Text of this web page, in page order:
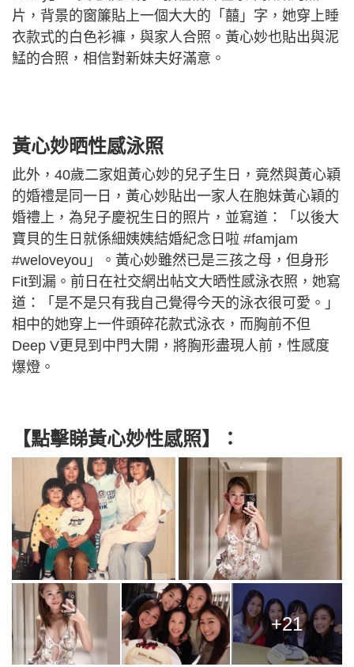
片，背景的窗簾貼上一個大大的「囍」字，她穿上睡
衣款式的白色衫褲，與家人合照。黃心妙也貼出與泥
鯭的合照，相信對新妹夫好滿意。
黃心妙晒性感泳照
此外，40歲二家姐黃心妙的兒子生日，竟然與黃心穎
的婚禮是同一日，黃心妙貼出一家人在胞妹黃心穎的
婚禮上，為兒子慶祝生日的照片，並寫道：「以後大
寶貝的生日就係細姨姨結婚紀念日啦 #famjam
#weloveyou」。黃心妙雖然已是三孩之母，但身形
Fit到漏。前日在社交網出帖文大晒性感泳衣照，她寫
道：「是不是只有我自己覺得今天的泳衣很可愛。」
相中的她穿上一件頭碎花款式泳衣，而胸前不但
Deep V更見到中門大開，將胸形盡現人前，性感度
爆燈。
【點擊睇黃心妙性感照】：
+21